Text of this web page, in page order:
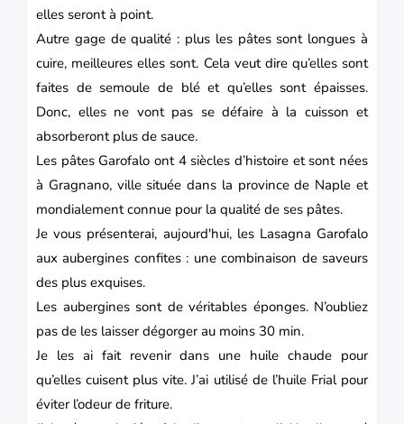
elles seront à point.
Autre gage de qualité : plus les pâtes sont longues à
cuire, meilleures elles sont. Cela veut dire qu’elles sont
faites de semoule de blé et qu’elles sont épaisses.
Donc, elles ne vont pas se défaire à la cuisson et
absorberont plus de sauce.
Les pâtes Garofalo ont 4 siècles d’histoire et sont nées
à Gragnano, ville située dans la province de Naple et
mondialement connue pour la qualité de ses pâtes.
Je vous présenterai, aujourd'hui, les Lasagna Garofalo
aux aubergines confites : une combinaison de saveurs
des plus exquises.
Les aubergines sont de véritables éponges. N’oubliez
pas de les laisser dégorger au moins 30 min.
Je les ai fait revenir dans une huile chaude pour
qu’elles cuisent plus vite. J’ai utilisé de l’huile Frial pour
éviter l’odeur de friture.